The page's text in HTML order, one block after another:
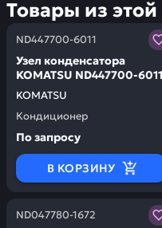
Товары из
ND447700-6011
KOMATSU
Узел конденсатора
KOMATSU ND447700-6011
Кондиционер
Заказывая запчасти
По запросу
В КОРЗИНУ
ND047780-1672
Заказывая запчасти